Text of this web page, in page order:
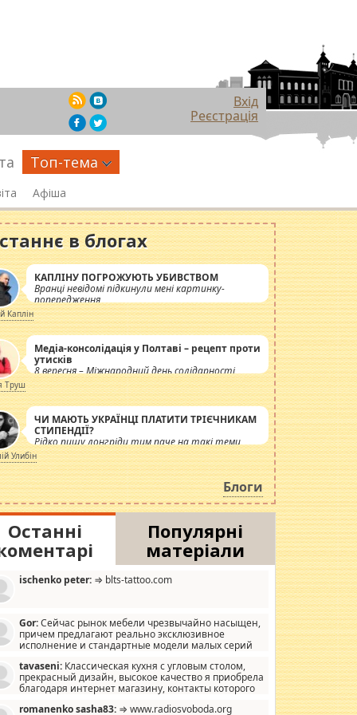
Вхід
Реєстрація
Топ-тема
Афіша
в блогах
КАПЛІНУ ПОГРОЖУЮТЬ УБИВСТВОМ
Вранці невідомі підкинули мені картинку-
попередження
Каплін
Медіа-консолідація у Полтаві – рецепт проти
утисків
8 вересня – Міжнародний день солідарності
журналістів.
Труш
ЧИ МАЮТЬ УКРАЇНЦІ ПЛАТИТИ ТРІЄЧНИКАМ
СТИПЕНДІЇ?
Рідко пишу лонгріди тим паче на такі теми,
але вже просто дістало! Обурюють сьогоднішні
інсенуації навколо стипендіального питання.
Штучно роздувається ще одна соціальна
катастрофа.
Улибін
Блоги
Останні
Популярні
матеріали
ischenko peter: ⇒ blts-tattoo.com
Gor:Сейчас рынок мебели чрезвычайно насыщен,
причем предлагают реально эксклюзивное
исполнение и стандартные модели малых серий
мало походит на стандартные формы, в MebelOk,
и что главное - со вкусом все в порядке,
ненужных наворотов удорожающих мебель, а это не
tavaseni: Классическая кухня с угловым столом,
прекрасный дизайн, высокое качество я приобрела
благодаря интернет магазину, контакты которого
romanenko sasha83: ⇒ www.radiosvoboda.org